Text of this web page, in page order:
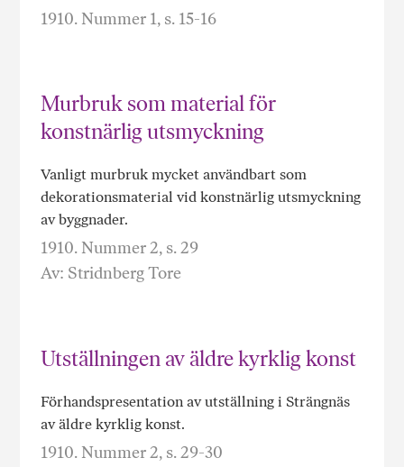
1910. Nummer 1, s. 15-16
Murbruk som material för
konstnärlig utsmyckning
Vanligt murbruk mycket användbart som
dekorationsmaterial vid konstnärlig utsmyckning
av byggnader.
1910. Nummer 2, s. 29
Av: Stridnberg Tore
Utställningen av äldre kyrklig konst
Förhandspresentation av utställning i Strängnäs
av äldre kyrklig konst.
1910. Nummer 2, s. 29-30